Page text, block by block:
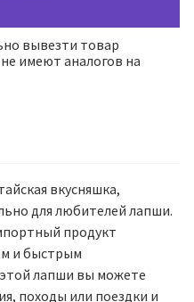
вывезти товар
имеют аналогов на
вкусняшка,
для любителей лапши.
продукт
и быстрым
лапши вы можете
походы или поездки и